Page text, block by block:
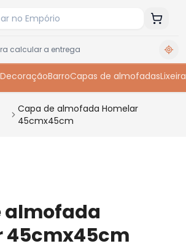
BarroCapas de almofadasLixeira
Capa de almofada Homelar
45cmx45cm
almofada
45cmx45cm